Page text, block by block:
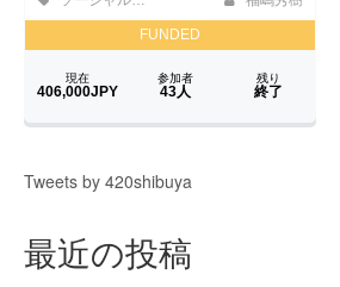
Tweets by 420shibuya
最近の投稿